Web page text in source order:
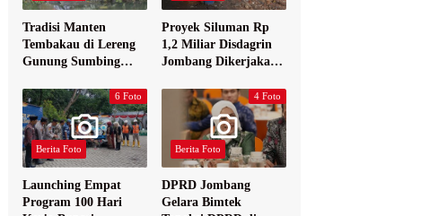
Tradisi Manten
Tembakau di Lereng
Gunung Sumbing
Proyek Siluman Rp
1,2 Miliar Disdagrin
Jombang Dikerjakan
6 Foto
Berita Foto
Launching Empat
Program 100 Hari
4 Foto
Berita Foto
DPRD Jombang
Gelara Bimtek